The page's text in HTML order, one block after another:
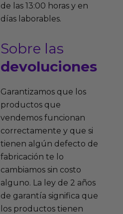
de las 13:00 horas y en
días laborables.
Sobre las
devoluciones
Garantizamos que los
productos que
vendemos funcionan
correctamente y que si
tienen algún defecto de
fabricación te lo
cambiamos sin costo
alguno. La ley de 2 años
de garantía significa que
los productos tienen